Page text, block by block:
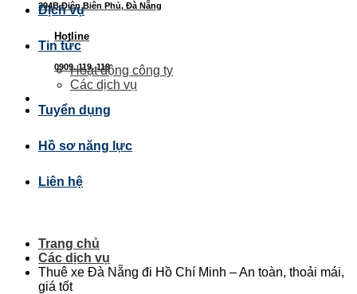
394B Điện Biên Phủ, Đà Nẵng
Hotline
0909. 119. 119
Dịch vụ
Tin tức
Hoạt động công ty
Các dịch vụ
Tuyển dụng
Hồ sơ năng lực
Liên hệ
Trang chủ
Các dịch vụ
Thuê xe Đà Nẵng đi Hồ Chí Minh – An toàn, thoải mái,
giá tốt